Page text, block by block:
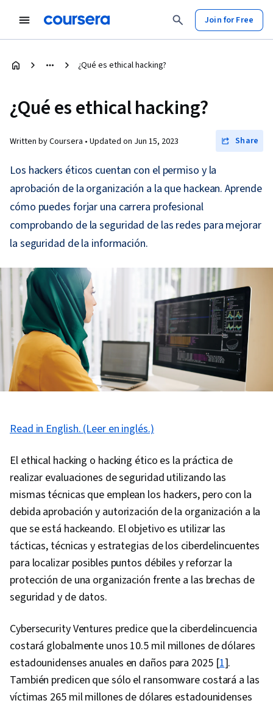
Join for Free
¿Qué es ethical hacking?
¿Qué es ethical hacking?
Written by Coursera • Updated on Jun 15, 2023 Share
Los hackers éticos cuentan con el permiso y la
aprobación de la organización a la que hackean. Aprende
cómo puedes forjar una carrera profesional
comprobando de la seguridad de las redes para mejorar
la seguridad de la información.
Read in English. (Leer en inglés.)
El ethical hacking o hacking ético es la práctica de
realizar evaluaciones de seguridad utilizando las
mismas técnicas que emplean los hackers, pero con la
debida aprobación y autorización de la organización a la
que se está hackeando. El objetivo es utilizar las
tácticas, técnicas y estrategias de los ciberdelincuentes
para localizar posibles puntos débiles y reforzar la
protección de una organización frente a las brechas de
seguridad y de datos.
Cybersecurity Ventures predice que la ciberdelincuencia
costará globalmente unos 10.5 mil millones de dólares
estadounidenses anuales en daños para 2025 [1].
También predicen que sólo el ransomware costará a las
víctimas 265 mil millones de dólares estadounidenses